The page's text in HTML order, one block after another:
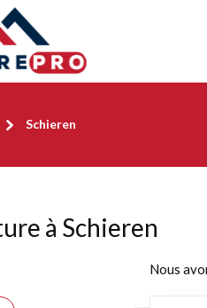
Schieren
à Schieren
Nous